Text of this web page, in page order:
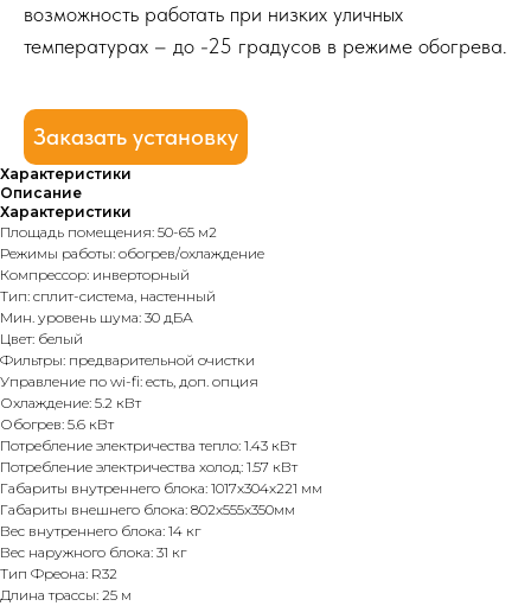
возможность работать при низких уличных
температурах – до -25 градусов в режиме обогрева.
Заказать установку
Характеристики
Описание
Характеристики
Площадь помещения: 50-65 м2
Режимы работы: обогрев/охлаждение
Компрессор: инверторный
Тип: сплит-система, настенный
Мин. уровень шума: 30 дБА
Цвет: белый
Фильтры: предварительной очистки
Управление по wi-fi: есть, доп. опция
Охлаждение: 5.2 кВт
Обогрев: 5.6 кВт
Потребление электричества тепло: 1.43 кВт
Потребление электричества холод: 1.57 кВт
Габариты внутреннего блока: 1017х304х221 мм
Габариты внешнего блока: 802х555х350мм
Вес внутреннего блока: 14 кг
Вес наружного блока: 31 кг
Тип Фреона: R32
Длина трассы: 25 м